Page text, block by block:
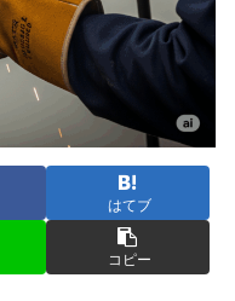
はてブ
コピー